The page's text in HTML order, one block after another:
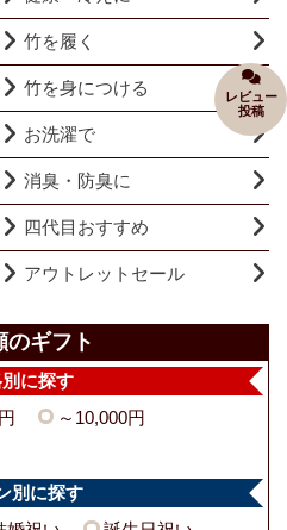
レビュー
投稿
竹を履く
竹を身につける
お洗濯で
消臭・防臭に
四代目おすすめ
アウトレットセール
ギフト
に探す
～10,000円
別に探す